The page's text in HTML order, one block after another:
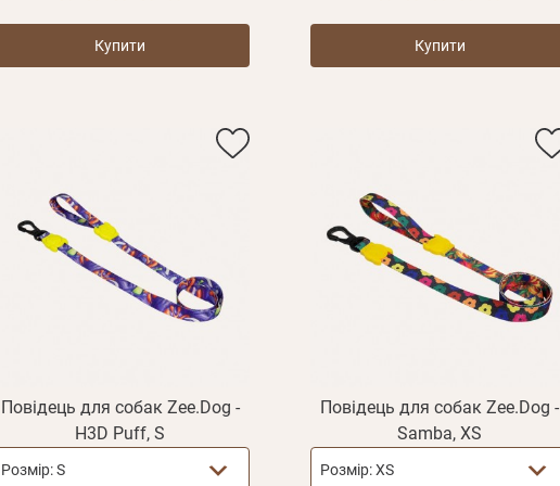
Купити Купити
Повідець для собак Zee.Dog -
H3D Puff, S
Розмір:S
Повідець для собак Zee.Dog -
Samba, XS
Розмір:XS
Новий пароль
Пароль
Забули пароль?
Ел.
пошта*
Пароль
E mail